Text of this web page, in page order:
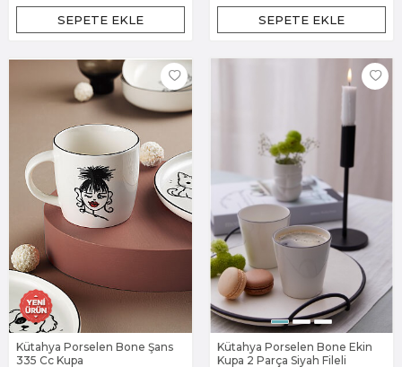
SEPETE EKLE SEPETE EKLE
Kütahya Porselen Bone Şans
335 Cc Kupa
Kütahya Porselen Bone Ekin
Kupa 2 Parça Siyah Fileli